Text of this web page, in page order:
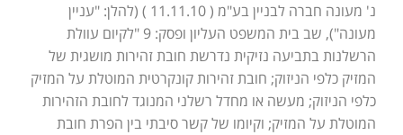
נ' מעונה חברה לבניין בע"מ ( 11.11.10 ) (להלן: "עניין
מעונה"), שב בית המשפט העליון ופסק: 9 "לקיום עוולת
הרשלנות בתביעה נזיקית נדרשת חובת זהירות מושגית של
המזיק כלפי הניזוק; חובת זהירות קונקרטית המוטלת על המזיק
כלפי הניזוק; מעשה או מחדל רשלני המנוגד לחובת הזהירות
המוטלת על המזיק; וקיומו של קשר סיבתי בין הפרת חובת